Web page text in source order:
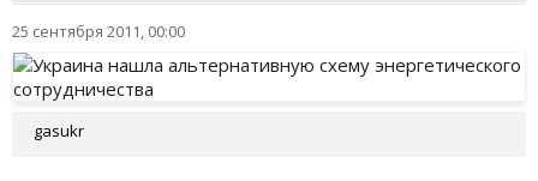
25 сентября 2011, 00:00
gasukr